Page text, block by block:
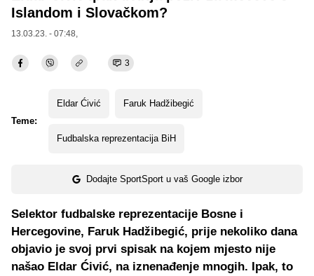
Islandom i Slovačkom?
13.03.23. - 07:48,
3
Teme:
Eldar Ćivić Faruk Hadžibegić
Fudbalska reprezentacija BiH
Dodajte SportSport u vaš Google izbor
Selektor fudbalske reprezentacije Bosne i
Hercegovine, Faruk Hadžibegić, prije nekoliko dana
objavio je svoj prvi spisak na kojem mjesto nije
našao Eldar Ćivić, na iznenađenje mnogih. Ipak, to